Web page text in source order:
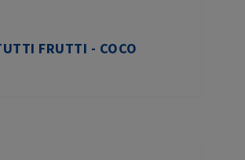
FRUTTI - COCO